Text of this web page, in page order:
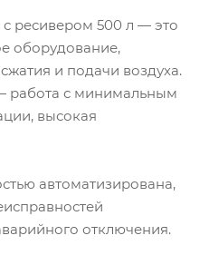
ресивером 500 л — это
оборудование,
и подачи воздуха.
работа с минимальным
высокая
автоматизирована,
отключения.